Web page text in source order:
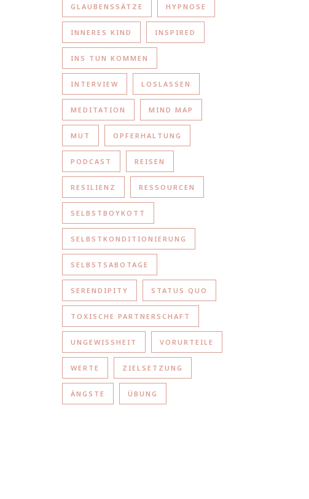
GLAUBENSSÄTZE HYPNOSE
INNERES KIND INSPIRED
INS TUN KOMMEN
INTERVIEW LOSLASSEN
MEDITATION MIND MAP
MUT OPFERHALTUNG
PODCAST REISEN
RESILIENZ RESSOURCEN
SELBSTBOYKOTT
SELBSTKONDITIONIERUNG
SELBSTSABOTAGE
SERENDIPITY STATUS QUO
TOXISCHE PARTNERSCHAFT
UNGEWISSHEIT VORURTEILE
WERTE ZIELSETZUNG
ÄNGSTE ÜBUNG